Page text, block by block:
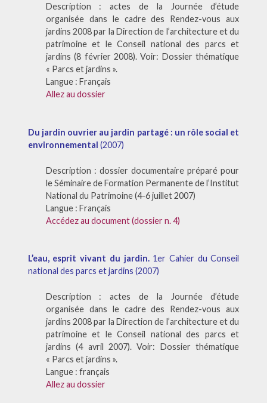
Description : actes de la Journée d’étude
organisée dans le cadre des Rendez-vous aux
jardins 2008 par la Direction de l’architecture et du
patrimoine et le Conseil national des parcs et
jardins (8 février 2008). Voir: Dossier thématique
« Parcs et jardins ».
Langue : Français
Allez au dossier
Du jardin ouvrier au jardin partagé : un rôle social et
environnemental (2007)
Description : dossier documentaire préparé pour
le Séminaire de Formation Permanente de l’Institut
National du Patrimoine (4-6 juillet 2007)
Langue : Français
Accédez au document (dossier n. 4)
L’eau, esprit vivant du jardin.1er Cahier du Conseil
national des parcs et jardins (2007)
Description : actes de la Journée d’étude
organisée dans le cadre des Rendez-vous aux
jardins 2008 par la Direction de l’architecture et du
patrimoine et le Conseil national des parcs et
jardins (4 avril 2007). Voir: Dossier thématique
« Parcs et jardins ».
Langue : français
Allez au dossier